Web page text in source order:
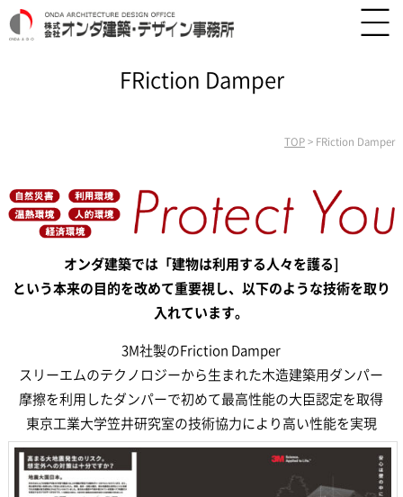
FRiction Damper
TOP > FRiction Damper
オンダ建築では「建物は利用する人々を護る]
という本来の目的を改めて重要視し、 以下のような技術を取り
入れています。
3M社製のFriction Damper
スリーエムのテクノロジーから生まれた木造建築用ダンパー
摩擦を利用したダンパーで初めて最高性能の大臣認定を取得
東京工業大学笠井研究室の技術協力により高い性能を実現